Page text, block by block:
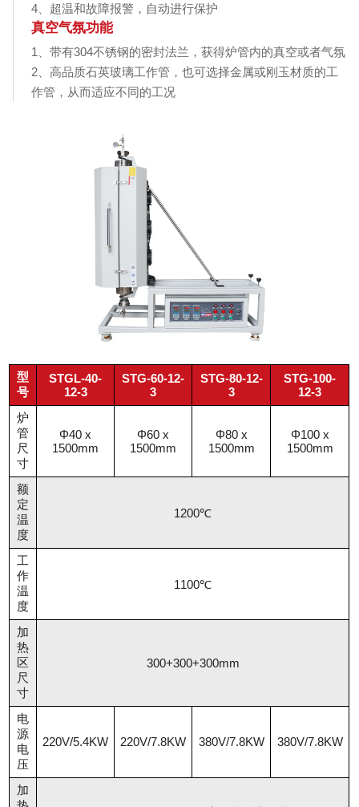
4、超温和故障报警，自动进行保护
真空气氛功能
1、带有304不锈钢的密封法兰，获得炉管内的真空或者气氛
2、高品质石英玻璃工作管，也可选择金属或刚玉材质的工
作管，从而适应不同的工况
型
号
STGL-40-
12-3
STG-60-12-
3
STG-80-12-
3
STG-100-
12-3
炉
管
尺
寸
Φ40 x
1500mm
Φ60 x
1500mm
Φ80 x
1500mm
Φ100 x
1500mm
额
定
温
度
1200℃
工
作
温
度
1100℃
加
热
区
尺
寸
300+300+300mm
电
源
电
压
220V/5.4KW 220V/7.8KW 380V/7.8KW 380V/7.8KW
加